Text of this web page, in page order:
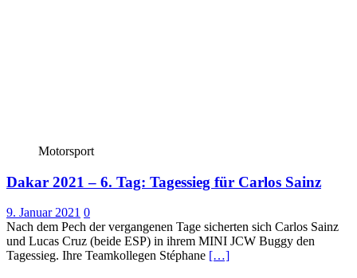
Motorsport
Dakar 2021 – 6. Tag: Tagessieg für Carlos Sainz
9. Januar 2021 0
Nach dem Pech der vergangenen Tage sicherten sich Carlos Sainz
und Lucas Cruz (beide ESP) in ihrem MINI JCW Buggy den
Tagessieg. Ihre Teamkollegen Stéphane […]